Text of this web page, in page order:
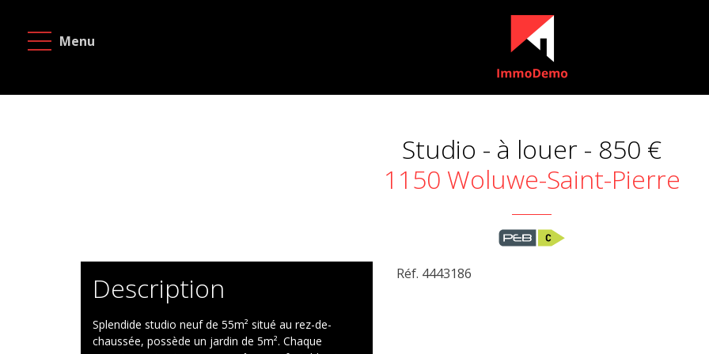
MenuAccueil
propos
Contact
Studio - à louer - 850 €
1150 Woluwe-Saint-Pierre
Description
Splendide studio neuf de 55m² situé au rez-de-
chaussée, possède un jardin de 5m². Chaque
Réf. 4443186